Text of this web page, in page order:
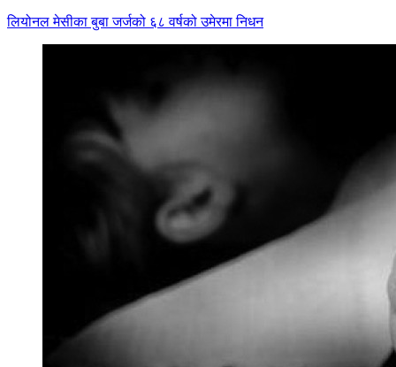
लियोनल मेसीका बुबा जर्जको ६८ वर्षको उमेरमा निधन